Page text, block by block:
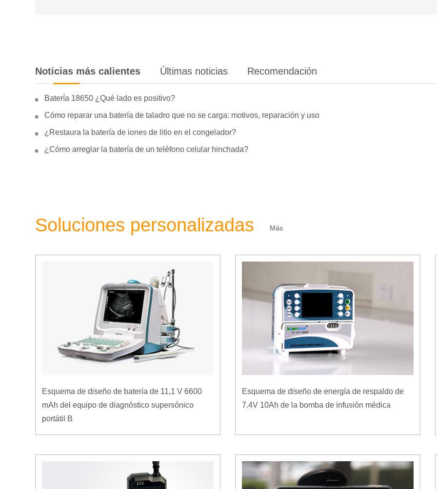
Noticias más calientes Últimas noticias Recomendación
Batería 18650 ¿Qué lado es positivo?
Cómo reparar una batería de taladro que no se carga: motivos, reparación y uso
¿Restaura la batería de iones de litio en el congelador?
¿Cómo arreglar la batería de un teléfono celular hinchada?
Soluciones personalizadas Más
Esquema de diseño de batería de 11,1 V 6600
mAh del equipo de diagnóstico supersónico
portátil B
Esquema de diseño de energía de respaldo de
7.4V 10Ah de la bomba de infusión médica